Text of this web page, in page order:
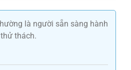
là người sẵn sàng hành
thách.